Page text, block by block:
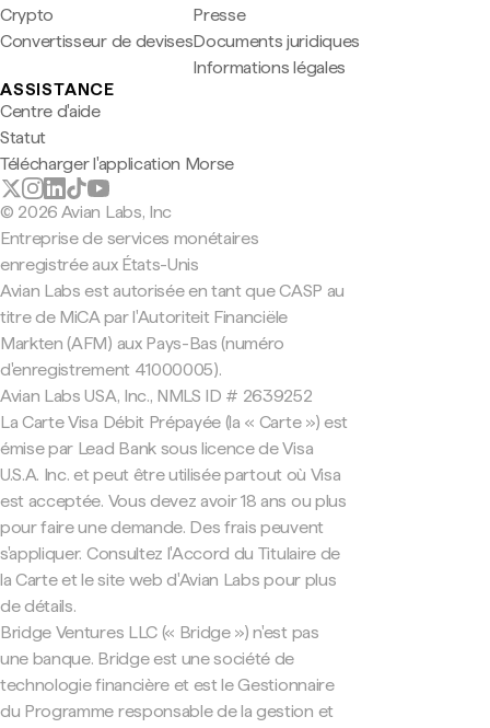
Crypto
Convertisseur de devises
Presse
Documents juridiques
Informations légales
ASSISTANCE
Centre d'aide
Statut
Télécharger l'application Morse
© 2026 Avian Labs, Inc
Entreprise de services monétaires
enregistrée aux États-Unis
Avian Labs est autorisée en tant que CASP au
titre de MiCA par l'Autoriteit Financiële
Markten (AFM) aux Pays-Bas (numéro
d'enregistrement 41000005).
Avian Labs USA, Inc., NMLS ID # 2639252
La Carte Visa Débit Prépayée (la « Carte ») est
émise par Lead Bank sous licence de Visa
U.S.A. Inc. et peut être utilisée partout où Visa
est acceptée. Vous devez avoir 18 ans ou plus
pour faire une demande. Des frais peuvent
s'appliquer. Consultez l'Accord du Titulaire de
la Carte et le site web d'Avian Labs pour plus
de détails.
Bridge Ventures LLC (« Bridge ») n'est pas
une banque. Bridge est une société de
technologie financière et est le Gestionnaire
du Programme responsable de la gestion et